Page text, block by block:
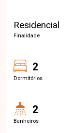
Residencial
Finalidade
2
Dormitórios
2
Banheiros